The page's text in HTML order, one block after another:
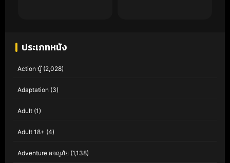
ประเภทหนัง
Action บู๊(2,028)
Adaptation (3)
Adult (1)
Adult 18+ (4)
Adventure ผจญภัย (1,138)